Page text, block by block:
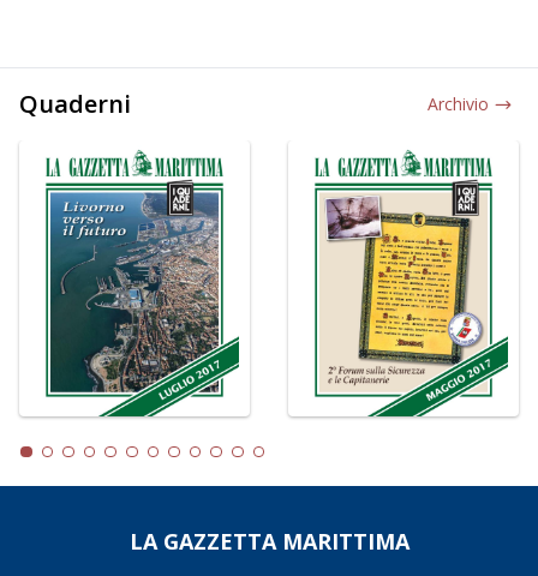
Quaderni Archivio
LA GAZZETTA MARITTIMA